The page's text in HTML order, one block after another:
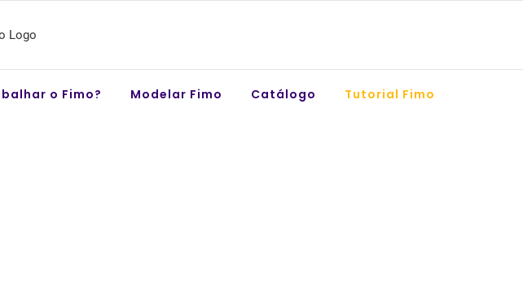
o Fimo? Modelar Fimo Catálogo Tutorial Fimo